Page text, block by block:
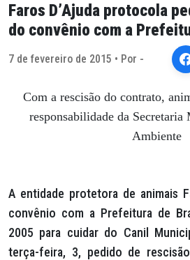
Faros D’Ajuda protocola
do convênio com a
7 de fevereiro de 2015 • Por -
Com a rescisão do contrato,
responsabilidade da
Ambiente
A entidade protetora de animais
convênio com a Prefeitura de
2005 para cuidar do Canil
terça-feira, 3, pedido de